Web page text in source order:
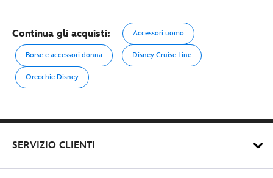
Continua gli acquisti: Accessori uomo
Borse e accessori donna Disney Cruise Line
Orecchie Disney
SERVIZIO CLIENTI